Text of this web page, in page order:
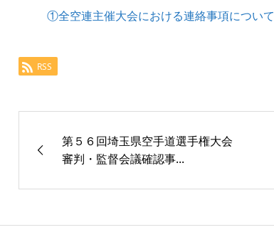
①全空連主催大会における連絡事項について
RSS
第５６回埼玉県空手道選手権大会
審判・監督会議確認事...